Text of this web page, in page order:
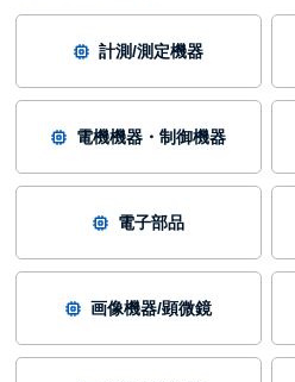
計測/測定機器
電機機器・制御機器
電子部品
画像機器/顕微鏡